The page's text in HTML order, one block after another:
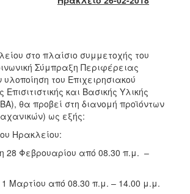
στο πλαίσιο συμμετοχής του
Σύμπραξη Περιφέρειας
υλοποίηση του Επιχειρησιακού
και Βασικής Υλικής
θα προβεί στη διανομή προϊόντων
ως εξής:
Ηρακλείου:
Φεβρουαρίου από 08.30 π.μ. –
από 08.30 π.μ. – 14.00 μ.μ.